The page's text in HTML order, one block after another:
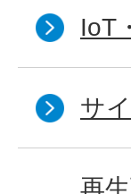
IoT
サ
再